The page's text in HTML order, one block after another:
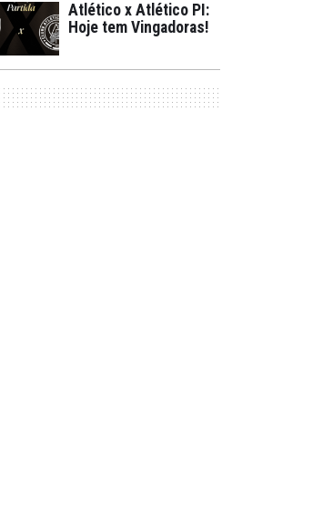
Atlético x Atlético PI:
Hoje tem Vingadoras!